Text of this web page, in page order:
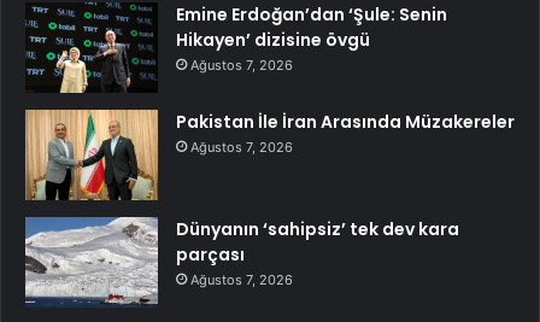
Emine Erdoğan’dan ‘Şule: Senin
Hikayen’ dizisine övgü
Ağustos 7, 2026
Pakistan İle İran Arasında Müzakereler
Ağustos 7, 2026
Dünyanın ‘sahipsiz’ tek dev kara
parçası
Ağustos 7, 2026